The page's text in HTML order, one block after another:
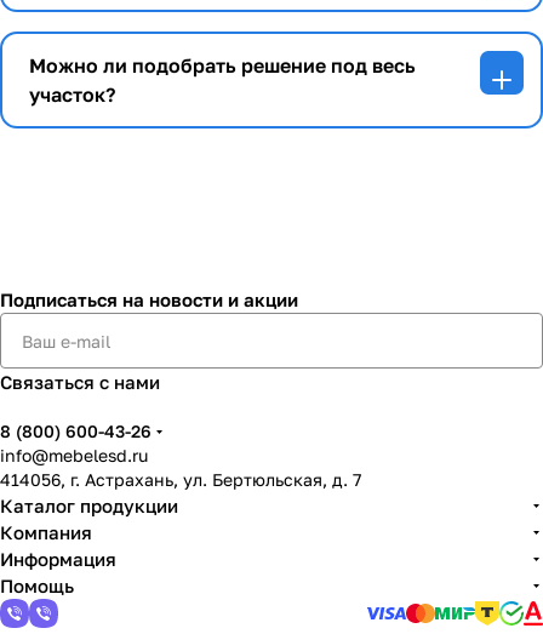
Можно ли подобрать решение под весь
участок?
Подписаться на новости и акции
Связаться с нами
8 (800) 600-43-26
info@mebelesd.ru
414056, г. Астрахань, ул. Бертюльская, д. 7
Каталог продукции
Компания
Информация
Помощь